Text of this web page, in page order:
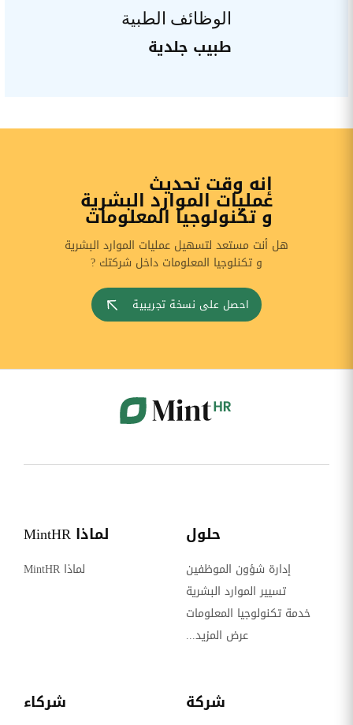
الوظائف الطبية
طبيب جلدية
إنه وقت تحديث
عمليات الموارد البشرية
و تكنولوجيا المعلومات
هل أنت مستعد لتسهيل عمليات الموارد البشرية
و تكنلوجيا المعلومات داخل شركتك ?
احصل على نسخة تجريبية
حلول
إدارة شؤون الموظفين
تسيير الموارد البشرية
خدمة تكنولوجيا المعلومات
عرض المزيد...
لماذا MintHR
لماذا MintHR
شركة شركاء